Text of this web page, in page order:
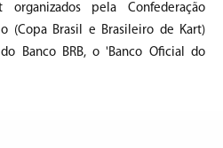
pela Confederação
(Copa Brasil e Brasileiro de Kart)
Banco BRB, o 'Banco Oficial do